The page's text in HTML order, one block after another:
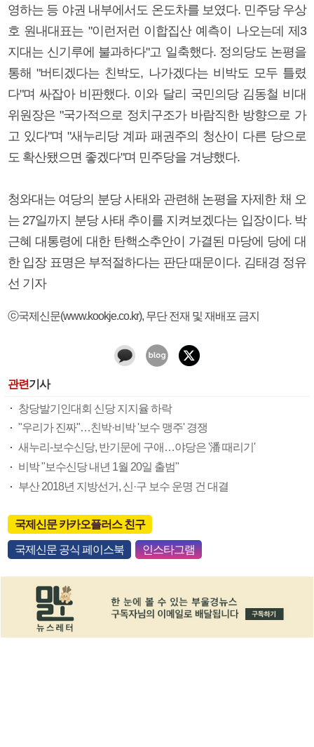
영하는 등 야권 내부에서도 온도차를 보였다. 민주당 우상
호 원내대표는 "이런저런 이합집산 예측이 나오는데 제3
지대는 신기루에 불과하다"고 일축했다. 정의당도 논평을
통해 "버티겠다는 친박도, 나가겠다는 비박도 모두 틀렸
다"며 싸잡아 비판했다. 이와 달리 국민의당 김동철 비대
위원장은 "국가적으로 정치구조가 바람직한 방향으로 가
고 있다"며 "새누리당 계파 패권주의 청산이 다른 당으로
도 확산됐으면 좋겠다"며 민주당을 겨냥했다.
청와대는 여당의 분당 사태와 관련해 논평을 자제한 채 오
는 27일까지 분당 사태 추이를 지켜보겠다는 입장이다. 박
근혜 대통령에 대한 탄핵소추안이 가결된 마당에 당에 대
한 입장 표명은 부적절하다는 판단 때문이다. 김태경 정유
선 기자
ⓒ국제신문(www.kookje.co.kr), 무단 전재 및 재배포 금지
관련기사
창당발기인대회 신당 지지율 하락
"우리가 진짜"…친박·비박 '보수 맹주' 경쟁
새누리-보수신당, 반기문에 구애…야당은 '潘 때리기'
비박 "보수신당 내년 1월 20일 출범"
부산 2018년 지방선거, 신·구 보수 운명 건 대결
국제신문 카카오플러스 친구
국제신문 공식 페이스북 인스타그램